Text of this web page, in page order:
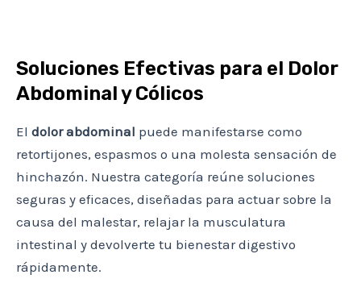
Soluciones Efectivas para el Dolor
Abdominal y Cólicos
El dolor abdominal puede manifestarse como
retortijones, espasmos o una molesta sensación de
hinchazón. Nuestra categoría reúne soluciones
seguras y eficaces, diseñadas para actuar sobre la
causa del malestar, relajar la musculatura
intestinal y devolverte tu bienestar digestivo
rápidamente.